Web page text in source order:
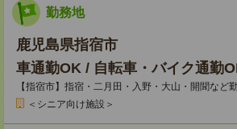
勤務地
鹿児島県指宿市
車通勤OK / 自転車・バイク通勤
【指宿市】指宿・二月田・入野・大山・開聞など
＜シニア向け施設＞